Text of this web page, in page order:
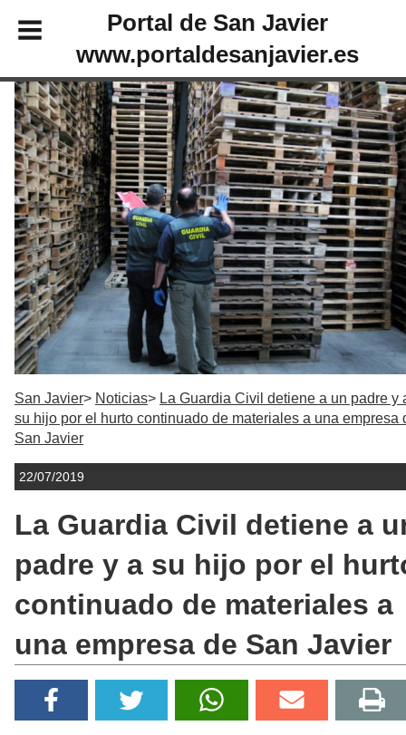
Portal de San Javier
www.portaldesanjavier.es
San Javier Noticias
La Guardia Civil detiene a un padre y
su hijo por el hurto continuado de materiales a una empresa
San Javier
22/07/2019
La Guardia Civil detiene a
padre y a su hijo por el
continuado de materiales a
una empresa de San Javier